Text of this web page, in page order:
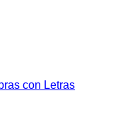
con Letras